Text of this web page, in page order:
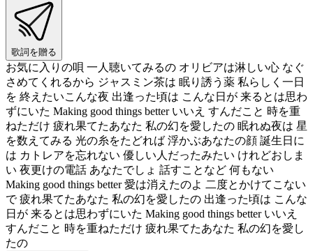
歌詞を贈る
お気に入りの唄 一人聴いてみるの オリビアは淋しい心 なぐ
さめてくれるから ジャスミン茶は 眠り誘う薬 私らしく一日
を 終えたいこんな夜 出逢った頃は こんな日が 来るとは思わ
ずにいた Making good things better いいえ すんだこと 時を重
ねただけ 疲れ果てたあなた 私の幻を愛したの 眠れぬ夜は 星
を数えてみる 光の糸をたどれば 浮かぶあなたの顔 誕生日に
は カトレアを忘れない 優しい人だったみたい けれどおしま
い 夜更けの電話 あなたでしょ 話すことなど 何もない
Making good things better 愛は消えたのよ 二度とかけてこない
で 疲れ果てたあなた 私の幻を愛したの 出逢った頃は こんな
日が 来るとは思わずにいた Making good things better いいえ
すんだこと 時を重ねただけ 疲れ果てたあなた 私の幻を愛し
たの